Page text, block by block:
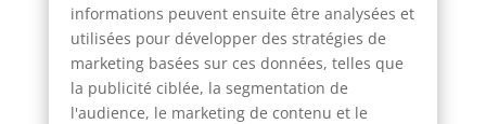
informations peuvent ensuite être analysées et
utilisées pour développer des stratégies de
marketing basées sur ces données, telles que
la publicité ciblée, la segmentation de
l'audience, le marketing de contenu et le